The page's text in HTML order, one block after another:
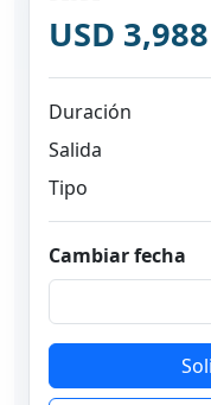
USD 3,988
Duración
Salida
Tipo
Cambiar fecha